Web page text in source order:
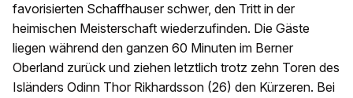
favorisierten Schaffhauser schwer, den Tritt in der
heimischen Meisterschaft wiederzufinden. Die Gäste
liegen während den ganzen 60 Minuten im Berner
Oberland zurück und ziehen letztlich trotz zehn Toren des
Isländers Odinn Thor Rikhardsson (26) den Kürzeren. Bei